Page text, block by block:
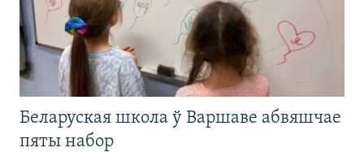
Беларуская школа ў Варшаве абвяшчае
пяты набор